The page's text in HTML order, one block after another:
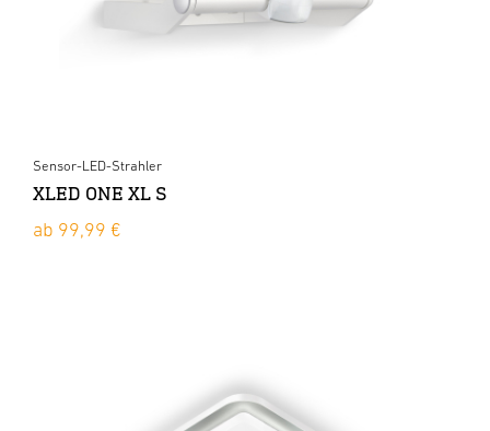
Sensor-LED-Strahler
XLED ONE XL S
ab 99,99 €